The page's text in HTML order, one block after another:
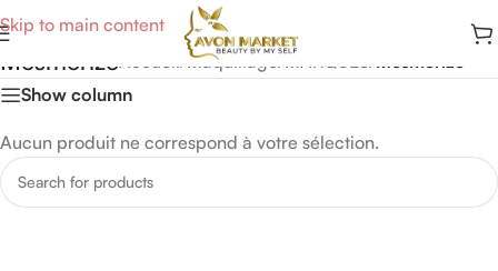
Skip to main content
Mesmerize Maquillage /MARQUES
Show column
Aucun produit ne correspond à votre sélection.